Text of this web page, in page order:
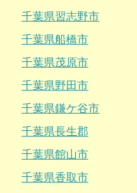
千葉県習志野市
千葉県船橋市
千葉県茂原市
千葉県野田市
千葉県鎌ケ谷市
千葉県長生郡
千葉県館山市
千葉県香取市